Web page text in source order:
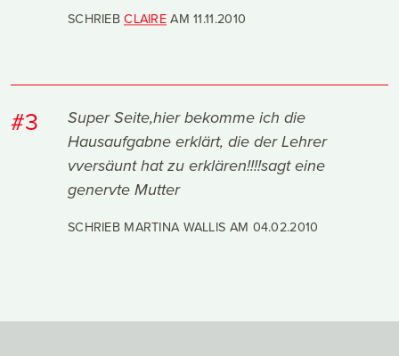
SCHRIEBCLAIREAM11.11.2010
#3
Super Seite,hier bekomme ich die
Hausaufgabne erklärt, die der Lehrer
vversäunt hat zu erklären!!!!sagt eine
genervte Mutter
SCHRIEB MARTINA WALLIS AM 04.02.2010